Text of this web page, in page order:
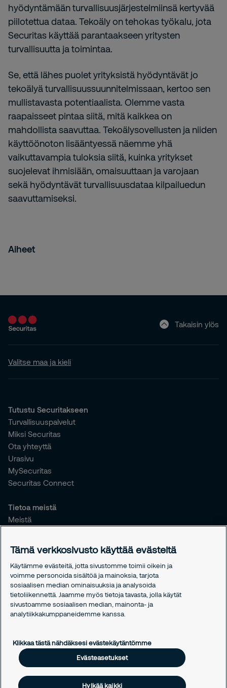
hyödyntämään turvallisuusjärjestelmiinsä kertyvää
piilotettua dataa. Tekoäly on tehokas työkalu, jota
Securitas käyttää parantaakseen yritysten
turvallisuutta ja toimintaa.
Se, että lähes puolet yrityksistä hyödyntävät jo
tekoälyä turvallisuussuunnitelmissaan, kertoo sen
mullistavasta potentiaalista. Olemme vasta
raapaisseet pintaa siitä, mitä kaikkea on
mahdollista saavuttaa. Tekoälysovellusten ja niiden
käyttöönoton lisääntyessä näemme yhä
vaikuttavampia tuloksia siitä, kuinka yritykset
suojelevat ihmisiään, omaisuuttaan ja varojaan
sekä hyödyntävät turvallisuusdataa kilpailuedun
saavuttamiseksi.
Aiheet
Takaisin ylös
Valitse maa ja kieli
Tutustu Securitakseen
Turvallisuuspalvelut
Miksi Securitas
Ota yhteyttä
Urasivu
MySecuritas
Securitas Connect
Tietoa meistä
Meistä
Työntekijöille
Oikeudelliset asiat
Tietosuojakäytäntömme
Evästekäytäntömme
Evästeasetukset
Tämä verkkosivusto käyttää evästeitä
Käytämme evästeitä, jotta sivustomme toimii oikein ja
voimme personoida sisältöä ja mainoksia, tarjota
sosiaalisen median ominaisuuksia ja analysoida
tietoliikennettä. Jaamme myös tietoja tavasta, jolla käytät
sivustoamme sosiaalisen median, mainonta- ja
analytiikkakumppaneidemme kanssa.
Klikkaa tästä nähdäksesi evästekäytäntömme
Evästeasetukset
Hylkää kaikki